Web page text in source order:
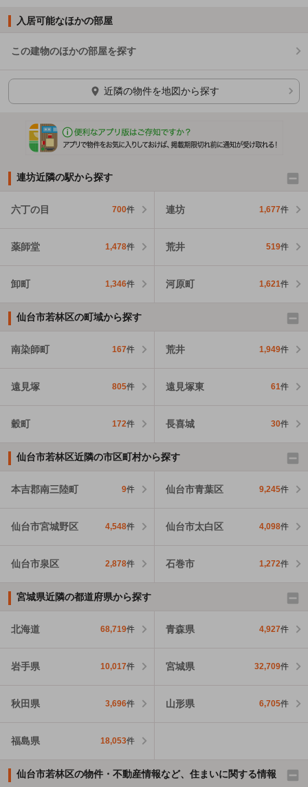
入居可能なほかの部屋
この建物のほかの部屋を探す
ほかの部屋を検索中…
近隣の物件を地図から探す
連坊近隣の駅から探す
六丁の目 700件 連坊 1,677件
薬師堂 1,478件 荒井 519件
卸町 1,346件 河原町 1,621件
仙台市若林区の町域から探す
南染師町 167件 荒井 1,949件
遠見塚 805件 遠見塚東 61件
穀町 172件 長喜城 30件
仙台市若林区近隣の市区町村から探す
本吉郡南三陸町 9件 仙台市青葉区 9,245件
仙台市宮城野区 4,548件 仙台市太白区 4,098件
仙台市泉区 2,878件 石巻市 1,272件
宮城県近隣の都道府県から探す
北海道 68,719件 青森県 4,927件
岩手県 10,017件 宮城県 32,709件
秋田県 3,696件 山形県 6,705件
福島県 18,053件
仙台市若林区の物件・不動産情報など、住まいに関する情報